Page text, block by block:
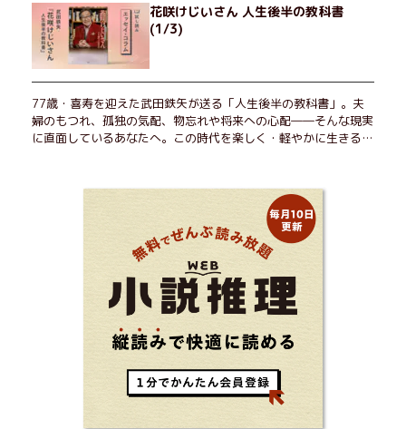
花咲けじいさん 人生後半の教科書
(1/3)
77歳・喜寿を迎えた武田鉄矢が送る「人生後半の教科書」。夫
婦のもつれ、孤独の気配、物忘れや将来への心配――そんな現実
に直面しているあなたへ。この時代を楽しく・軽やかに生きるヒ
ら！ 読むだけで前向きになれる一冊。